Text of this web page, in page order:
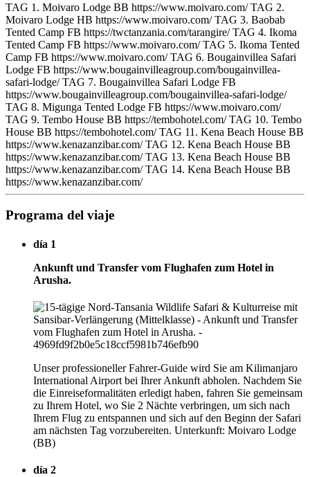
TAG 1. Moivaro Lodge BB https://www.moivaro.com/ TAG 2.
Moivaro Lodge HB https://www.moivaro.com/ TAG 3. Baobab
Tented Camp FB https://twctanzania.com/tarangire/ TAG 4. Ikoma
Tented Camp FB https://www.moivaro.com/ TAG 5. Ikoma Tented
Camp FB https://www.moivaro.com/ TAG 6. Bougainvillea Safari
Lodge FB https://www.bougainvilleagroup.com/bougainvillea-
safari-lodge/ TAG 7. Bougainvillea Safari Lodge FB
https://www.bougainvilleagroup.com/bougainvillea-safari-lodge/
TAG 8. Migunga Tented Lodge FB https://www.moivaro.com/
TAG 9. Tembo House BB https://tembohotel.com/ TAG 10. Tembo
House BB https://tembohotel.com/ TAG 11. Kena Beach House BB
https://www.kenazanzibar.com/ TAG 12. Kena Beach House BB
https://www.kenazanzibar.com/ TAG 13. Kena Beach House BB
https://www.kenazanzibar.com/ TAG 14. Kena Beach House BB
https://www.kenazanzibar.com/
Programa del viaje
día 1
Ankunft und Transfer vom Flughafen zum Hotel in
Arusha.
Unser professioneller Fahrer-Guide wird Sie am Kilimanjaro
International Airport bei Ihrer Ankunft abholen. Nachdem Sie
die Einreiseformalitäten erledigt haben, fahren Sie gemeinsam
zu Ihrem Hotel, wo Sie 2 Nächte verbringen, um sich nach
Ihrem Flug zu entspannen und sich auf den Beginn der Safari
am nächsten Tag vorzubereiten. Unterkunft: Moivaro Lodge
(BB)
día 2